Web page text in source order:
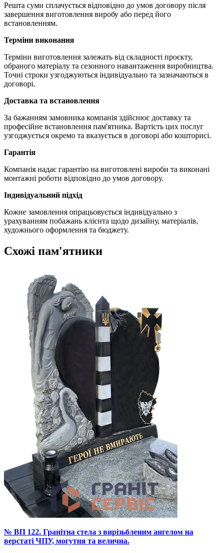
Решта суми сплачується відповідно до умов договору після
завершення виготовлення виробу або перед його
встановленням.
Терміни виконання
Терміни виготовлення залежать від складності проєкту,
обраного матеріалу та сезонного навантаження виробництва.
Точні строки узгоджуються індивідуально та зазначаються в
договорі.
Доставка та встановлення
За бажанням замовника компанія здійснює доставку та
професійне встановлення пам'ятника. Вартість цих послуг
узгоджується окремо та вказується в договорі або кошторисі.
Гарантія
Компанія надає гарантію на виготовлені вироби та виконані
монтажні роботи відповідно до умов договору.
Індивідуальний підхід
Кожне замовлення опрацьовується індивідуально з
урахуванням побажань клієнта щодо дизайну, матеріалів,
художнього оформлення та бюджету.
Схожі пам'ятники
№ ВП 122. Гранітна стела з вирізьбленим ангелом на
верстаті ЧПУ, могутня та велична.